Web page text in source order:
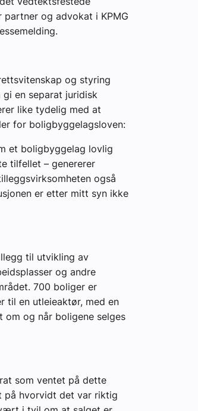
partner og advokat i KPMG
og styring
en separat juridisk
like tydelig med at
for boligbyggelagsloven:
et boligbyggelag lovlig
tilfellet – genererer
også
er etter mitt syn ikke
til utvikling av
og andre
700 boliger er
til en utleieaktør, med en
om og når boligene selges
som ventet på dette
på hvorvidt det var riktig